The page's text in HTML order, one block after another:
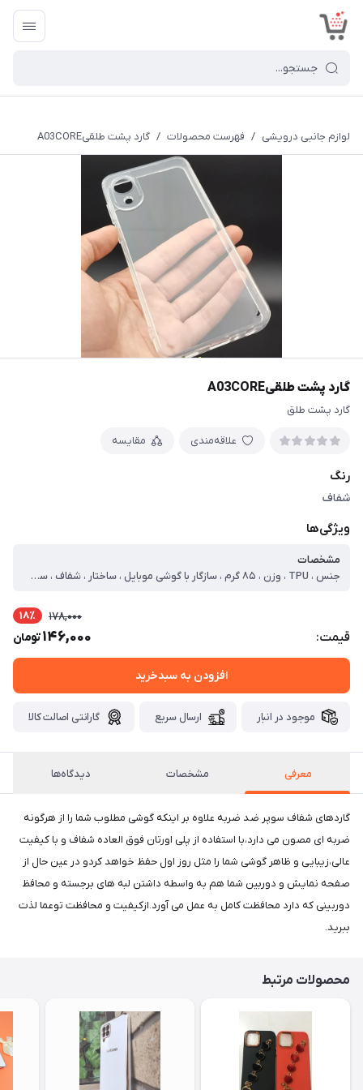
لوازم جانبی درویشی / فهرست محصولات / گارد پشت طلقیA03CORE
گارد پشت طلقیA03CORE
گارد پشت طلق
علاقه‌مندی مقایسه
رنگ
شفاف
ویژگی‌ها
مشخصات
جنس ، TPU ، وزن ، ۸۵ گرم ، سازگار با گوشی موبایل ، ساختار ، شفاف ، سطح پوشش ، قاب پشتی ، لبه بالایی ، لبه پایینی ، لبه چپ ، لبه راست ، حفاظت از دکمه‌ها ، قابلیت‌های کیف و کاور ، مقاوم در برابر ضربه ، دسترسی آسان به درگاه ها ، لبه های برجسته برای محافظت صفحه نمایش ، لبه های برجسته برای محافظت دوربین
قیمت:
178,000 18٪
146,000تومان
افزودن به سبدخرید
موجود در انبار ارسال سریع گارانتی اصالت کالا
معرفی مشخصات دیدگاه‌ها
گاردهای شفاف سوپر ضد ضربه علاوه بر اینکه گوشی مطلوب شما را از هرگونه
ضربه ای مصون می دارد،با استفاده از پلی اورتان فوق العاده شفاف و با کیفیت
عالی،زیبایی و ظاهر گوشی شما را مثل روز اول حفظ خواهد کردو در عین حال از
صفحه نمایش و دوربین شما هم به واسطه داشتن لبه های برجسته و محافظ
دوربینی که دارد محافظت کامل به عمل می آورد.ازکیفیت و محافظت توعما لذت
ببرید.
محصولات مرتبط